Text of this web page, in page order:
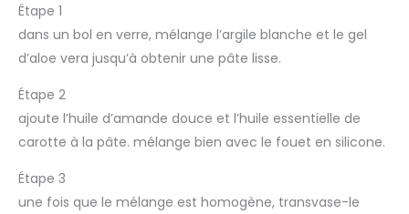
Étape 1
dans un bol en verre, mélange l’argile blanche et le gel
d’aloe vera jusqu’à obtenir une pâte lisse.
Étape 2
ajoute l’huile d’amande douce et l’huile essentielle de
carotte à la pâte. mélange bien avec le fouet en silicone.
Étape 3
une fois que le mélange est homogène, transvase-le